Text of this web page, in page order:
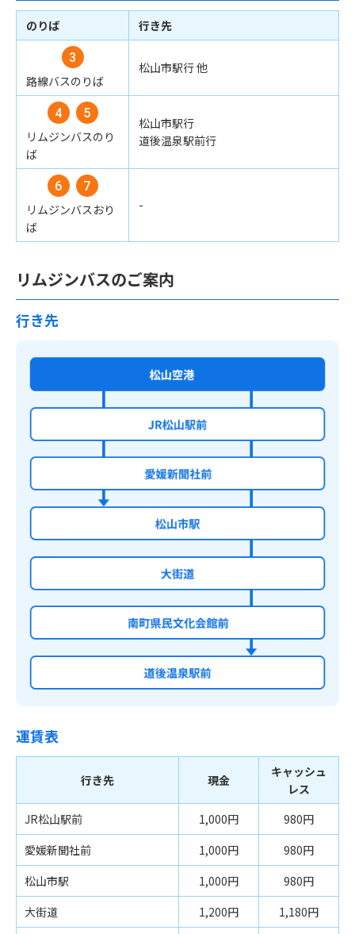
のりば 行き先
路線バスのりば
松山市駅行 他
リムジンバスのり
ば
松山市駅行
道後温泉駅前行
リムジンバスおり
ば
-
リムジンバスのご案内
行き先
運賃表
行き先 現金
キャッシュ
レス
JR松山駅前
1,000円
980円
愛媛新聞社前
1,000円
980円
松山市駅
1,000円
980円
大街道
1,200円
1,180円